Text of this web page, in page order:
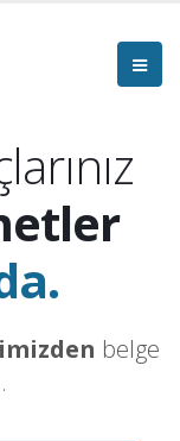
belge